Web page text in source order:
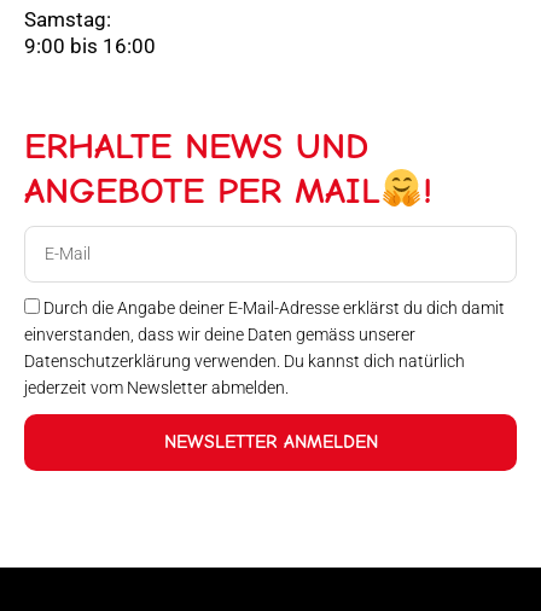
Samstag:
9:00 bis 16:00
ERHALTE NEWS UND
ANGEBOTE PER MAIL
!
Durch die Angabe deiner E-Mail-Adresse erklärst du dich damit
einverstanden, dass wir deine Daten gemäss unserer
Datenschutzerklärung verwenden. Du kannst dich natürlich
jederzeit vom Newsletter abmelden.
NEWSLETTER ANMELDEN